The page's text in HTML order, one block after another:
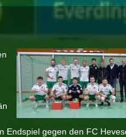
Endspiel gegen den FC